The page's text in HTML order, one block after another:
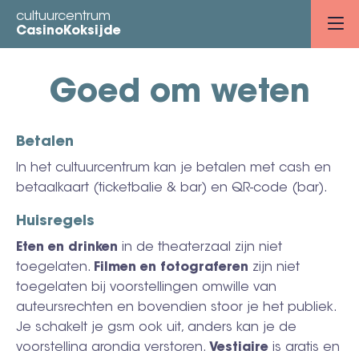
Overslaan
naar
cultuurcentrum
CasinoKoksijde
Goed om weten
Betalen
In het cultuurcentrum kan je betalen met cash en
betaalkaart (ticketbalie & bar) en QR-code (bar).
Huisregels
Eten en drinken in de theaterzaal zijn niet
toegelaten. Filmen en fotograferen zijn niet
toegelaten bij voorstellingen omwille van
auteursrechten en bovendien stoor je het publiek.
Je schakelt je gsm ook uit, anders kan je de
voorstelling grondig verstoren. Vestiaire is gratis en